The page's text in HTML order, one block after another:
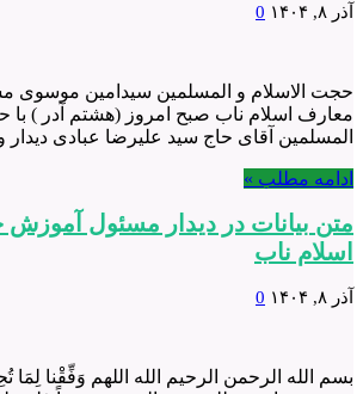
آذر ۸, ۱۴۰۴ 0
حجت الاسلام و المسلمین سیدامین موسوی
معارف اسلام ناب صبح امروز (‌هشتم آدر )‌ با
المسلمین آقای حاج سید علیرضا عبادی
ادامه مطلب »
متن بیانات در دیدار مسئول
اسلام ناب
آذر ۸, ۱۴۰۴ 0
بسم الله الرحمن الرحیم الله اللهم وَفِّقْنا